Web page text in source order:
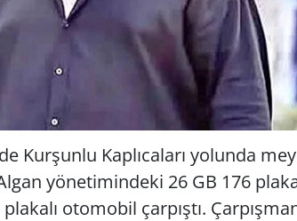
Kurşunlu Kaplıcaları yolunda
yönetimindeki 26 GB 176
otomobil çarpıştı.